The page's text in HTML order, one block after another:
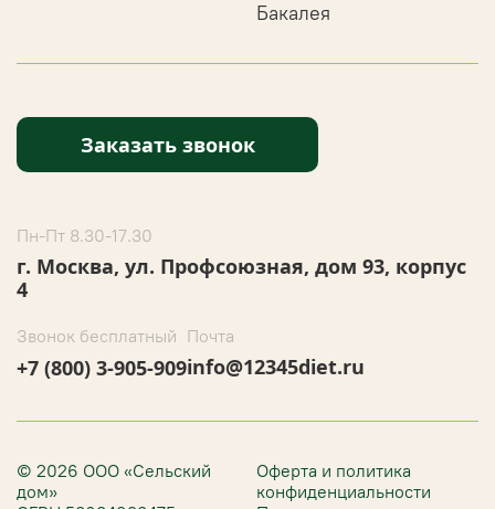
Бакалея
Заказать звонок
Пн-Пт 8.30-17.30
г. Москва, ул. Профсоюзная, дом 93, корпус
4
Звонок бесплатный
+7 (800) 3-905-909
Почта
info@12345diet.ru
© 2026 ООО «Сельский
дом»
Оферта и политика
конфиденциальности